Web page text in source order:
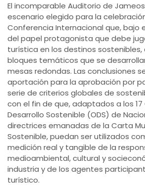
El incomparable Auditorio de
escenario elegido para la
Conferencia Internacional que, bajo
del papel protagonista que debe
turística en los destinos sostenibles,
bloques temáticos que se
mesas redondas. Las conclusiones
aportación para la aprobación por
serie de criterios globales de
con el fin de que, adaptados a los
Desarrollo Sostenible (ODS) de
directrices emanadas de la Carta
Sostenible, puedan ser utilizados
medición real y tangible de la
medioambiental, cultural y
industria y de los agentes
turístico.